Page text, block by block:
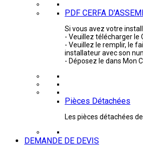
PDF CERFA
Si vous avez votre
- Veuillez télécharger le
- Veuillez le remplir, le
installateur avec son
- Déposez le dans Mon
Pièces Détachées
Les pièces détachées
DEMANDE DE DEVIS